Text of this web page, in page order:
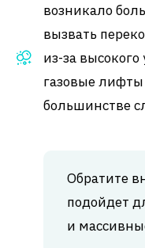
возникало
вызвать
из-за
газовые
большинстве
Обратите
подойдет
и